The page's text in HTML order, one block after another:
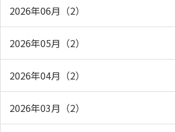
2026年06月（2）
2026年05月（2）
2026年04月（2）
2026年03月（2）